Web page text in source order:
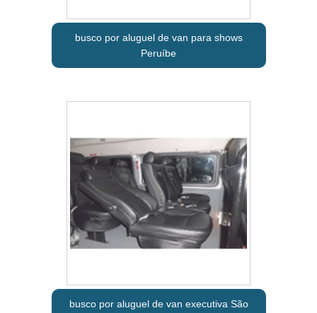
busco por aluguel de van para shows
Peruíbe
busco por aluguel de van executiva São